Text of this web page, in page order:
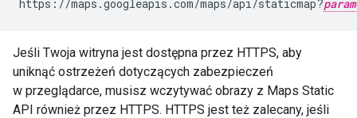
https://maps.googleapis.com/maps/api/staticmap?
Jeśli Twoja witryna jest dostępna przez HTTPS, aby
uniknąć ostrzeżeń dotyczących zabezpieczeń
w przeglądarce, musisz wczytywać obrazy z Maps Static
API również przez HTTPS. HTTPS jest też zalecany, jeśli